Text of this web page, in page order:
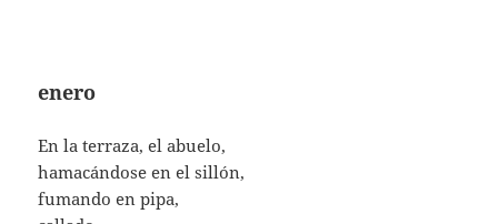
enero
En la terraza, el abuelo,
hamacándose en el sillón,
fumando en pipa,